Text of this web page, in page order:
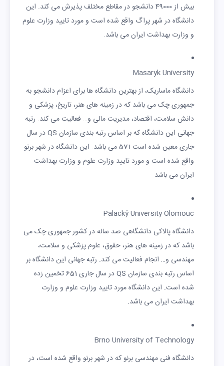
بیش از 49000 دانشجو در مقاطع مختلف پذیرش می کند. این
دانشگاه در شهر پراگ واقع شده است و مورد تایید وزارت علوم
و وزارت بهداشت ایران می باشد.
Masaryk University
دانشگاه ماساریک، از بهترین دانشگاه ها برای اعزام دانشجو به
جمهوری چک می باشد که در زمینه های هنر، تاریخ، پزشکی و
دانش سلامت، اقتصاد، مدیریت مالی و… فعالیت می کند. رتبه
جهانی این دانشگاه که بر اساس رتبه بندی سازمان QS در سال
جاری معین شده است 571 می باشد. این دانشگاه در شهر برنو
واقع شده است و مورد تایید وزارت علوم و وزارت بهداشت
ایران می باشد.
Palacký University Olomouc
دانشگاه پالاکی دانشگاهی صد ساله در کشور جمهوری چک می
باشد که در زمینه های هنر، حقوق، علوم پزشکی و سلامت،
مهندسی و… انجام فعالیت می کند. رتبه جهانی این دانشگاه بر
اساس رتبه بندی سازمان QS در سال جاری 651 تخمین زده
شده است. این دانشگاه مورد تایید وزارت علوم و وزارت
بهداشت ایران می باشد.
Brno University of Technology
دانشگاه فنی مهندسی برنو که در شهر برنو واقع شده است، در